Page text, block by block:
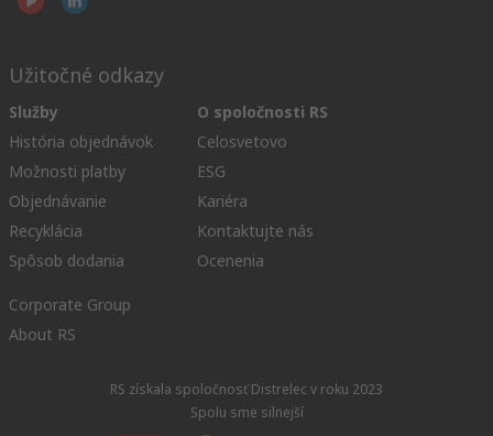
Užitočné odkazy
Služby
História objednávok
Možnosti platby
Objednávanie
Recyklácia
Spôsob dodania
O spoločnosti RS
Celosvetovo
ESG
Kariéra
Kontaktujte nás
Ocenenia
Corporate Group
About RS
RS získala spoločnosť Distrelec v roku 2023
Spolu sme silnejší